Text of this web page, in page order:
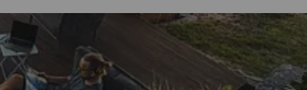
Trusted Shops